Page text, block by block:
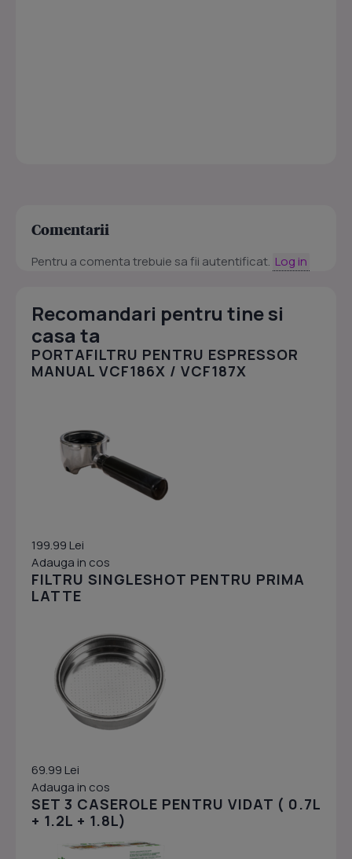
Comentarii
Pentru a comenta trebuie sa fii autentificat. Log in
Recomandari pentru tine si
casa ta
PORTAFILTRU PENTRU ESPRESSOR
MANUAL VCF186X / VCF187X
199.99 Lei
Adauga in cos
FILTRU SINGLESHOT PENTRU PRIMA
LATTE
69.99 Lei
Adauga in cos
SET 3 CASEROLE PENTRU VIDAT ( 0.7L
+ 1.2L + 1.8L)